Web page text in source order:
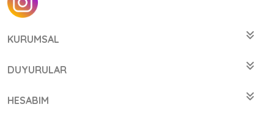
KURUMSAL
DUYURULAR
HESABIM